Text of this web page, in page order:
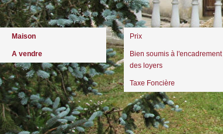
Maison
A vendre
Aspects financiers
Prix
Bien soumis à l'encadrement
des loyers
Taxe Foncière